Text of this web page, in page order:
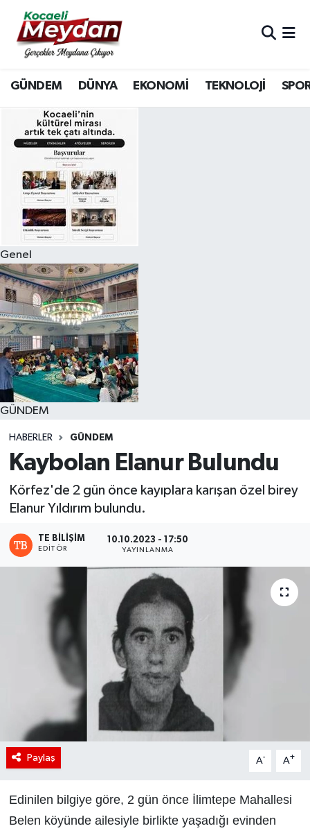
GÜNDEM DÜNYA EKONOMİ TEKNOLOJİ
Genel
GÜNDEM
HABERLER GÜNDEM
Kaybolan Elanur Bulundu
Körfez'de 2 gün önce kayıplara karışan özel birey
Elanur Yıldırım bulundu.
TE BILIŞIM
EDITÖR
10.10.2023 - 17:50
YAYINLANMA
Paylaş A- A+
Edinilen bilgiye göre, 2 gün önce İlimtepe Mahallesi
Belen köyünde ailesiyle birlikte yaşadığı evinden
Nöbetçi Eczaneler
Hava Durumu
Trafik Durumu
Süper Lig Puan Durumu ve Fikstür
Tüm Manşetler
Son Dakika Haberleri
Haber Arşivi